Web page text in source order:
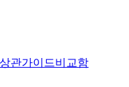
관가이드비교함